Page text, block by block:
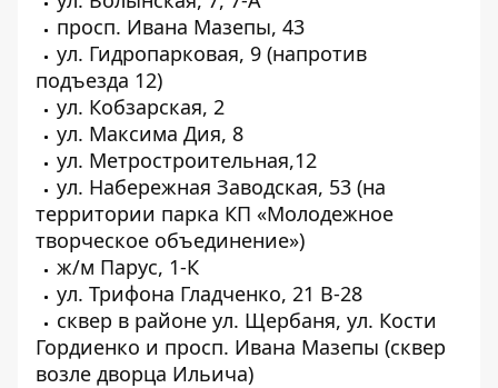
просп. Ивана Мазепы, 43
ул. Гидропарковая, 9 (напротив
подъезда 12)
ул. Кобзарская, 2
ул. Максима Дия, 8
ул. Метростроительная,12
ул. Набережная Заводская, 53 (на
территории парка КП «Молодежное
творческое объединение»)
ж/м Парус, 1-К
ул. Трифона Гладченко, 21 В-28
сквер в районе ул. Щербаня, ул. Кости
Гордиенко и просп. Ивана Мазепы (сквер
возле дворца Ильича)